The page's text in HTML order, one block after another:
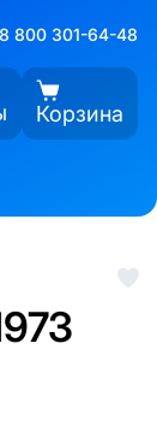
8 800 301-64-48
Корзина